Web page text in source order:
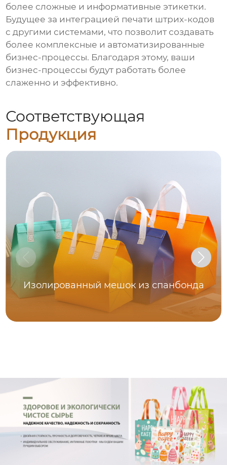
более сложные и информативные этикетки.
Будущее за интеграцией печати штрих-кодов
с другими системами, что позволит создавать
более комплексные и автоматизированные
бизнес-процессы. Благодаря этому, ваши
бизнес-процессы будут работать более
слаженно и эффективно.
Соответствующая
Продукция
Изолированный мешок из спанбонда